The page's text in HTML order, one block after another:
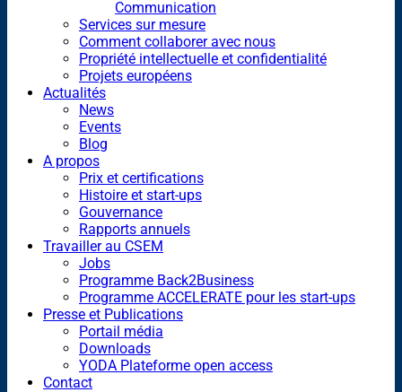
Communication
Services sur mesure
Comment collaborer avec nous
Propriété intellectuelle et confidentialité
Projets européens
Actualités
News
Events
Blog
A propos
Prix et certifications
Histoire et start-ups
Gouvernance
Rapports annuels
Travailler au CSEM
Jobs
Programme Back2Business
Programme ACCELERATE pour les start-ups
Presse et Publications
Portail média
Downloads
YODA Plateforme open access
Contact